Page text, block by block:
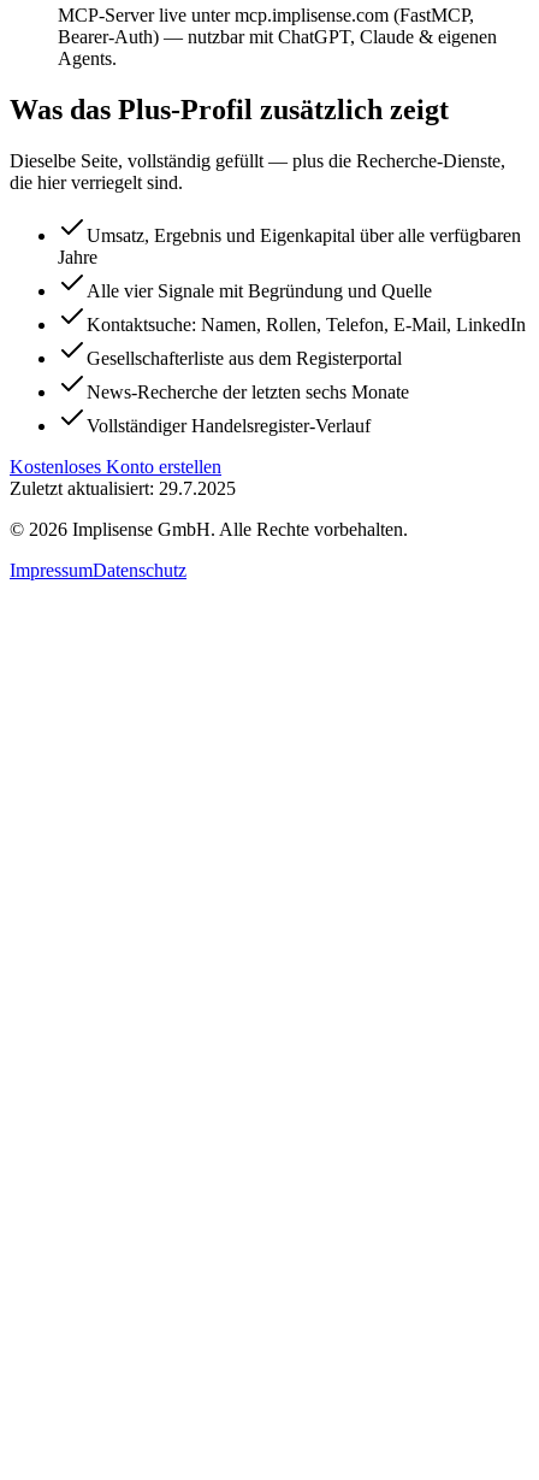
MCP-Server live unter mcp.implisense.com (FastMCP,
Bearer-Auth) — nutzbar mit ChatGPT, Claude & eigenen
Agents.
Was das Plus-Profil zusätzlich zeigt
Dieselbe Seite, vollständig gefüllt — plus die Recherche-Dienste,
die hier verriegelt sind.
Umsatz, Ergebnis und Eigenkapital über alle verfügbaren
Jahre
Alle vier Signale mit Begründung und Quelle
Kontaktsuche: Namen, Rollen, Telefon, E-Mail, LinkedIn
Gesellschafterliste aus dem Registerportal
News-Recherche der letzten sechs Monate
Vollständiger Handelsregister-Verlauf
Kostenloses Konto erstellen
Zuletzt aktualisiert: 29.7.2025
© 2026 Implisense GmbH. Alle Rechte vorbehalten.
ImpressumDatenschutz